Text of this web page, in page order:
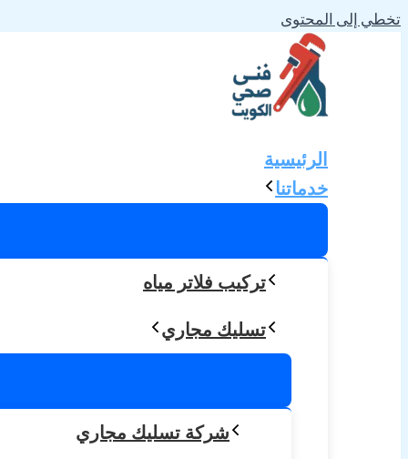
تخطي إلى المحتوى
الرئيسية
خدماتنا
تركيب فلاتر مياه
تسليك مجاري
شركة تسليك مجاري